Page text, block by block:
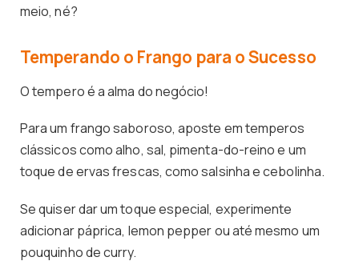
meio, né?
Temperando o Frango para o Sucesso
O tempero é a alma do negócio!
Para um frango saboroso, aposte em temperos
clássicos como alho, sal, pimenta-do-reino e um
toque de ervas frescas, como salsinha e cebolinha.
Se quiser dar um toque especial, experimente
adicionar páprica, lemon pepper ou até mesmo um
pouquinho de curry.